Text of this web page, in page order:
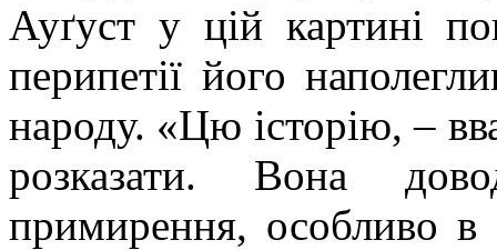
Ауґуст у цій картині
перипетії його
народу. «Цю історію, –
розказати. Вона
примирення, особливо в